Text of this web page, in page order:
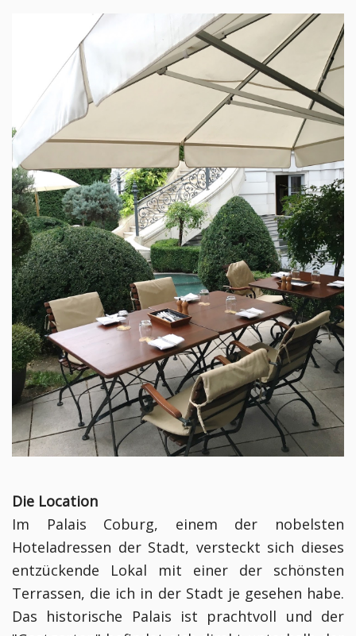
Die Location
Im Palais Coburg, einem der nobelsten
Hoteladressen der Stadt, versteckt sich dieses
entzückende Lokal mit einer der schönsten
Terrassen, die ich in der Stadt je gesehen habe.
Das historische Palais ist prachtvoll und der